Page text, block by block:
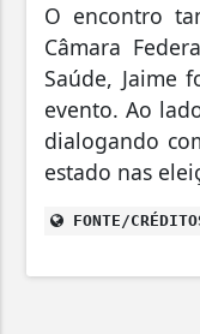
O encontro
Câmara
Saúde, Jaime
evento. Ao
dialogando
estado nas
FONTE/